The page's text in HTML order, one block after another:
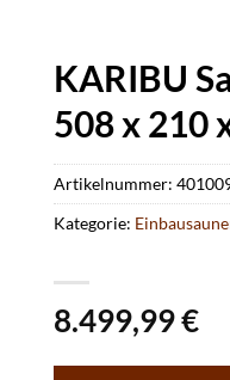
KARIBU
508 x 210
8.499,99€
Artikelnummer:
Kategorie: